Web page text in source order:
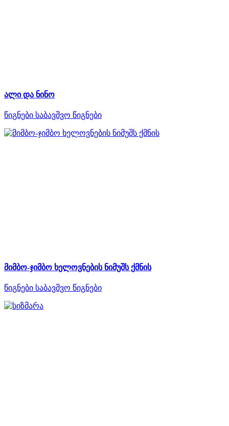
ალი და ნინო
წიგნები საბავშვო წიგნები
მიმბო-ჯიმბო ხელოვნების ნიმუშს ქმნის
წიგნები საბავშვო წიგნები